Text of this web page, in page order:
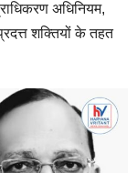
अधिनियम,
शक्तियों के तहत